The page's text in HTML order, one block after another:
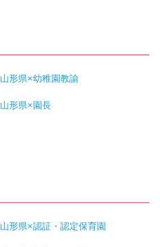
山形県×幼稚園教諭
山形県×園長
山形県×認証・認定保育園